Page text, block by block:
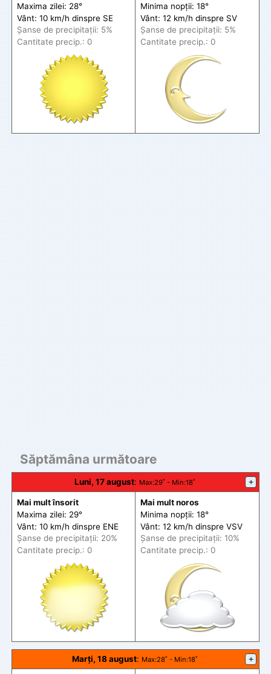
Maxima zilei: 28°
Vânt: 10 km/h dinspre SE
Șanse de precipitații: 5%
Cantitate precip.: 0
Minima nopții: 18°
Vânt: 12 km/h dinspre SV
Șanse de precipitații: 5%
Cantitate precip.: 0
Săptămâna următoare
Luni, 17 august: Max:29˚ - Min:18˚ +
Mai mult însorit
Maxima zilei: 29°
Vânt: 10 km/h dinspre ENE
Șanse de precipitații: 20%
Cantitate precip.: 0
Mai mult noros
Minima nopții: 18°
Vânt: 12 km/h dinspre VSV
Șanse de precipitații: 10%
Cantitate precip.: 0
Marți, 18 august: Max:28˚ - Min:18˚ +